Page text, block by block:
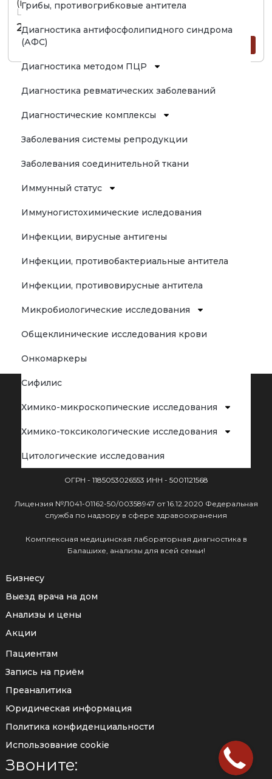
Грибы, противогрибковые антитела
Диагностика антифосфолипидного синдрома
(АФС)
Диагностика методом ПЦР
Диагностика ревматических заболеваний
Диагностические комплексы
Заболевания системы репродукции
Заболевания соединительной ткани
Иммунный статус
Иммуногистохимические иследования
Инфекции, вирусные антигены
Инфекции, противобактериальные антитела
Инфекции, противовирусные антитела
Микробиологические исследования
Общеклинические исследования крови
Онкомаркеры
Сифилис
Химико-микроскопические исследования
Химико-токсикологические исследования
Цитологические исследования
(цианкобаламин))
Цена
2700₽
ООО « Лаборатория №1 »
ОГРН - 1185053026553 ИНН - 5001121568
Лицензия №Л041-01162-50/00358947 от 16.12.2020 Федеральная
служба по надзору в сфере здравоохранения
Комплексная медицинская лабораторная диагностика в
Балашихе, анализы для всей семьи!
Бизнесу
Выезд врача на дом
Анализы и цены
Акции
Пациентам
Запись на приём
Преаналитика
Юридическая информация
Политика конфиденциальности
Использование cookie
Звоните: